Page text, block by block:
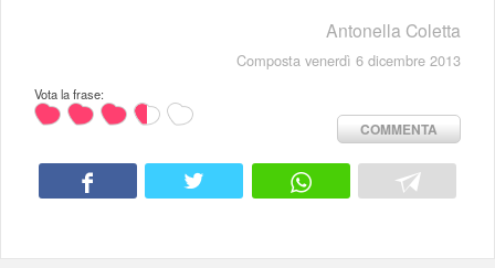
Antonella Coletta
Composta venerdì 6 dicembre 2013
Vota la frase:
COMMENTA